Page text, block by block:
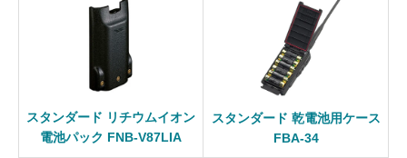
スタンダード リチウムイオン
電池パック FNB-V87LIA
スタンダード 乾電池用ケース
FBA-34